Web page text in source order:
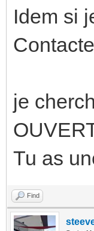
Idem si
je
Tu as
Find